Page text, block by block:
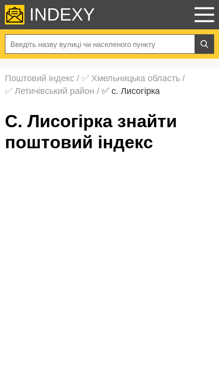
INDEXY
Поштовий індекс / ✅ Хмельницька область /
✅ Летичівський район / ✅ с. Лисогірка
с. Лисогірка знайти
поштовий індекс